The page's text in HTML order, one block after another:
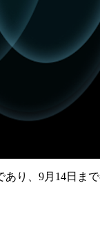
あり、9月14日ま